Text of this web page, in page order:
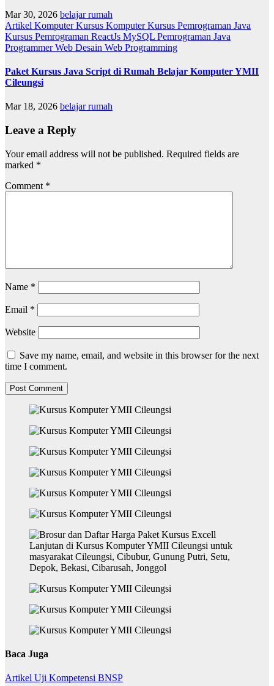
Mar 30, 2026 belajar rumah
Artikel KomputerKursus KomputerKursus Pemrograman Java
Kursus Pemrograman ReactJs MySQL Pemrograman Java
ProgrammerWeb Desain Web Programming
Paket Kursus Java Script di Rumah Belajar Komputer YMII
Cileungsi
Mar 18, 2026 belajar rumah
Leave a Reply
Your email address will not be published. Required fields are
marked *
Comment *
Name *
Email *
Website
Save my name, email, and website in this browser for the next
time I comment.
Baca Juga
Artikel Uji Kompetensi BNSP